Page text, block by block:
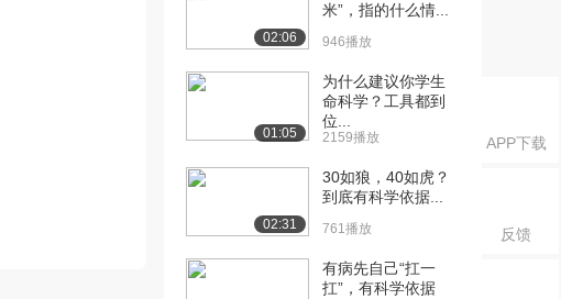
APP下载
反馈
02:06
米”，指的什么情...
946播放
01:05
为什么建议你学生
命科学？工具都到
位...
2159播放
02:31
30如狼，40如虎？
到底有科学依据...
761播放
有病先自己“扛一
扛”，有科学依据